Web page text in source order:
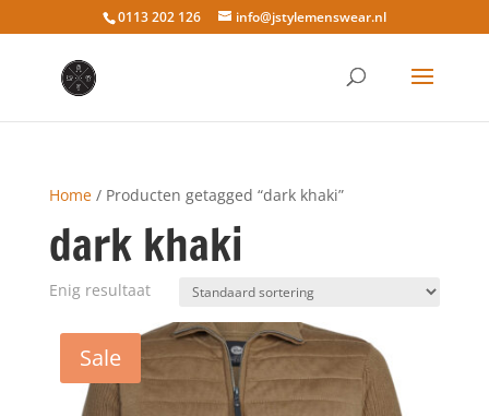
0113 202 126 info@jstylemenswear.nl
Home/ Producten getagged “dark khaki”
dark khaki
Enig resultaat
Sale